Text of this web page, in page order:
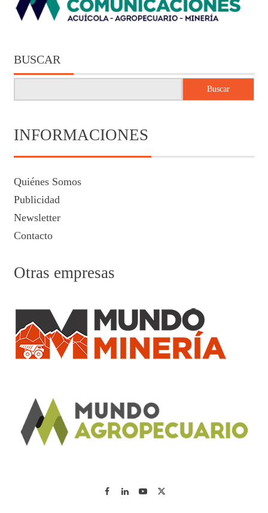
BUSCAR
Buscar
INFORMACIONES
Quiénes Somos
Publicidad
Newsletter
Contacto
Otras empresas